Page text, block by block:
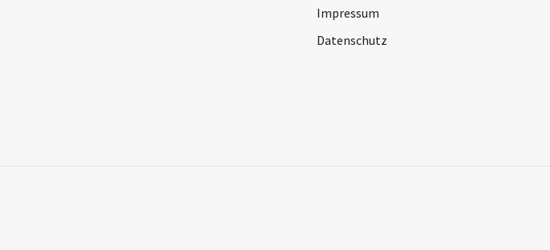
Impressum
Datenschutz